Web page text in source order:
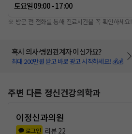
토요일09:00 - 17:00
※ 방문 전 전화를 통해 진료시간을 꼭 확인하세요!
혹시 의사·병원관계자 이신가요?
최대 200만원 받고 바로 광고 시작하세요! 💰💰
주변 다른 정신건강의학과
이정신과의원
로그인 리뷰 22